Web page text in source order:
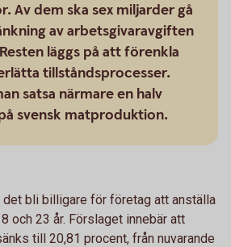
Av dem ska sex miljarder gå
av arbetsgivaravgiften
läggs på att förenkla
tillståndsprocesser.
satsa närmare en halv
svensk matproduktion.
det bli billigare för företag att anställa
och 23 år. Förslaget innebär att
till 20,81 procent, från nuvarande